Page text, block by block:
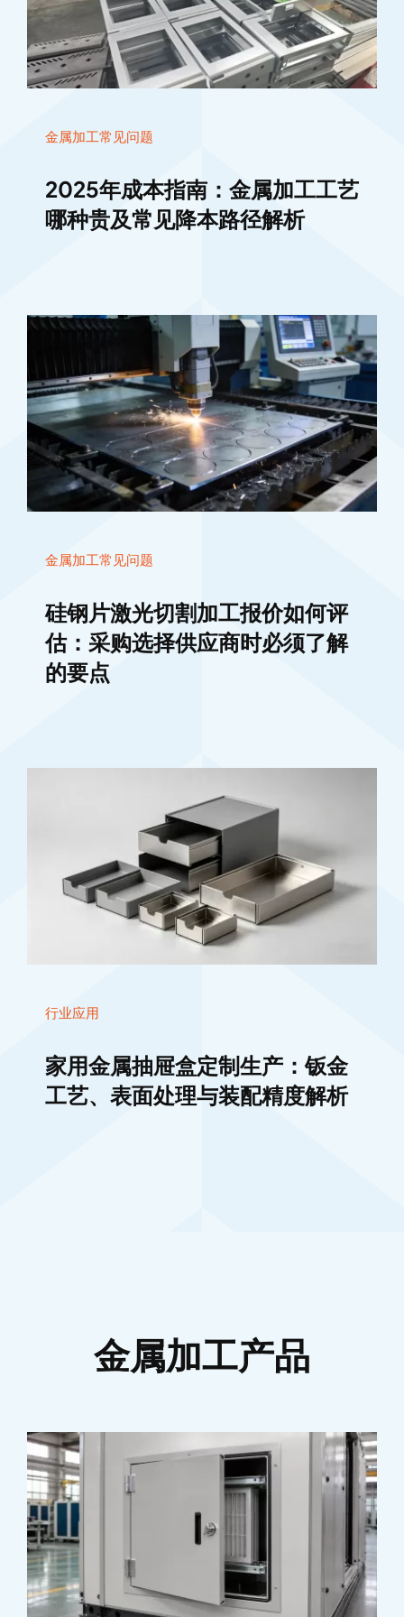
金属加工常见问题
2025年成本指南：金属加工工艺
哪种贵及常见降本路径解析
金属加工常见问题
硅钢片激光切割加工报价如何评
估：采购选择供应商时必须了解
的要点
行业应用
家用金属抽屉盒定制生产：钣金
工艺、表面处理与装配精度解析
金属加工产品